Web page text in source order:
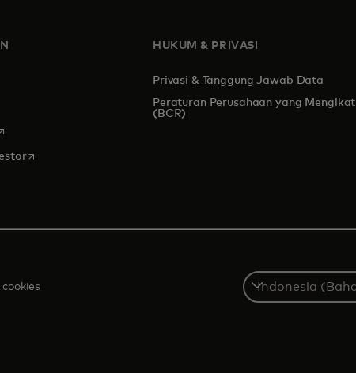
new tab
in a new tab
opens in a new tab
HUKUM & PRIVASI
Privasi & Tanggung Jawab Data
Peraturan Perusahaan yang Mengikat
(BCR)
Select
a
country